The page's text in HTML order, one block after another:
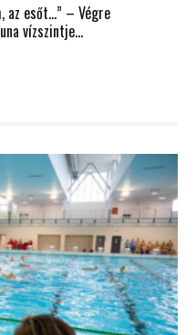
az esőt…” – Végre
vízszintje...